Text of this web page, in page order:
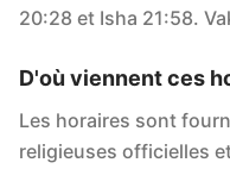
20:28 et Isha 21:58.
D'où viennent ces
Les horaires sont
religieuses officielles